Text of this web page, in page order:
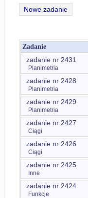
Nowe zadanie
Zadanie
zadanie nr 2431
Planimetria
zadanie nr 2428
Planimetria
zadanie nr 2429
Planimetria
zadanie nr 2427
Ciągi
zadanie nr 2426
Ciągi
zadanie nr 2425
Inne
zadanie nr 2424
Funkcje